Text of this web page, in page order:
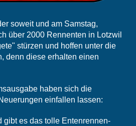
soweit und am Samstag,
über 2000 Rennenten in Lotzwil
stürzen und hoffen unter die
denn diese erhalten einen
haben sich die
einfallen lassen:
gibt es das tolle Entenrennen-